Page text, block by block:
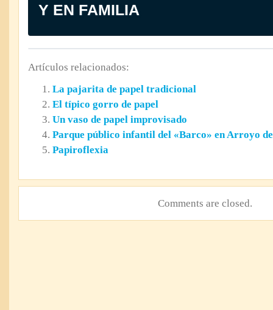
Y EN FAMILIA
Artículos relacionados:
La pajarita de papel tradicional
El típico gorro de papel
Un vaso de papel improvisado
Parque público infantil del «Barco» en Arroyo de
Papiroflexia
Comments are closed.